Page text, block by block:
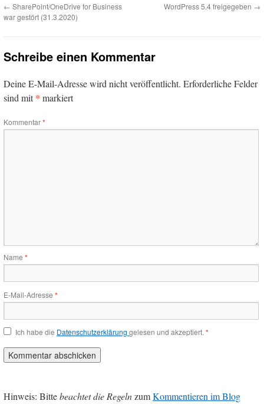
← SharePoint/OneDrive for Business
war gestört (31.3.2020)
WordPress 5.4 freigegeben →
Schreibe einen Kommentar
Deine E-Mail-Adresse wird nicht veröffentlicht. Erforderliche Felder
sind mit* markiert
Kommentar*
Name *
E-Mail-Adresse *
Ich habe die Datenschutzerklärung gelesen und akzeptiert. *
Hinweis: Bittebeachtet die RegelnzumKommentieren im Blog